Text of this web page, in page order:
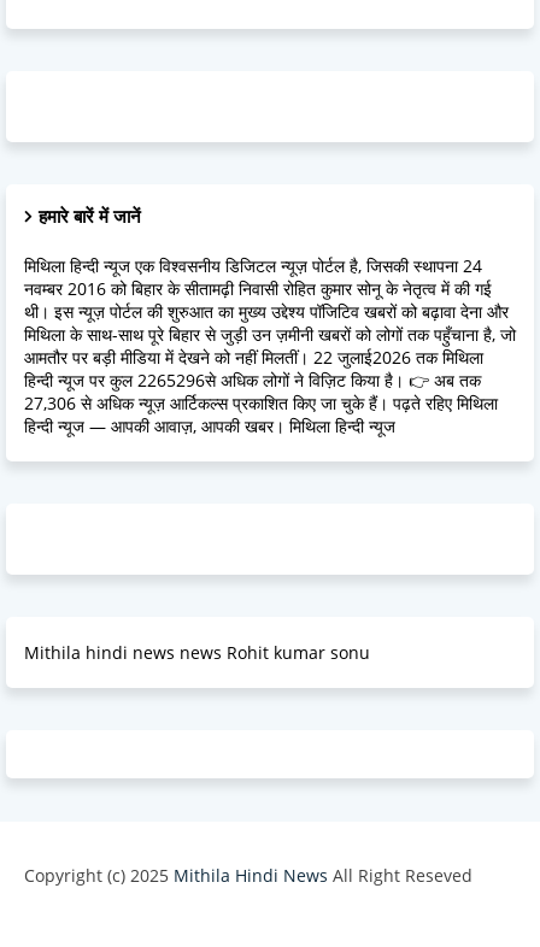
हमारे बारें में जानें
मिथिला हिन्दी न्यूज एक विश्वसनीय डिजिटल न्यूज़ पोर्टल है, जिसकी स्थापना 24
नवम्बर 2016 को बिहार के सीतामढ़ी निवासी रोहित कुमार सोनू के नेतृत्व में की गई
थी। इस न्यूज़ पोर्टल की शुरुआत का मुख्य उद्देश्य पॉजिटिव खबरों को बढ़ावा देना और
मिथिला के साथ-साथ पूरे बिहार से जुड़ी उन ज़मीनी खबरों को लोगों तक पहुँचाना है, जो
आमतौर पर बड़ी मीडिया में देखने को नहीं मिलतीं। 22 जुलाई2026 तक मिथिला
हिन्दी न्यूज पर कुल 2265296से अधिक लोगों ने विज़िट किया है। 👉 अब तक
27,306 से अधिक न्यूज़ आर्टिकल्स प्रकाशित किए जा चुके हैं। पढ़ते रहिए मिथिला
हिन्दी न्यूज — आपकी आवाज़, आपकी खबर। मिथिला हिन्दी न्यूज
Mithila hindi news news Rohit kumar sonu
Copyright (c) 2025 Mithila Hindi News All Right Reseved